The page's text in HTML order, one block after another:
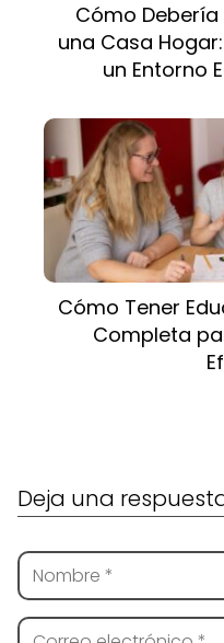
Cómo Debería
una Casa
un Entorno
Cómo Tener
Completa
Deja una